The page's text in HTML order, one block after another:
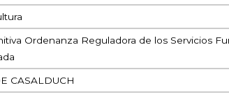
Ordenanza Reguladora de los Servicios
CASALDUCH